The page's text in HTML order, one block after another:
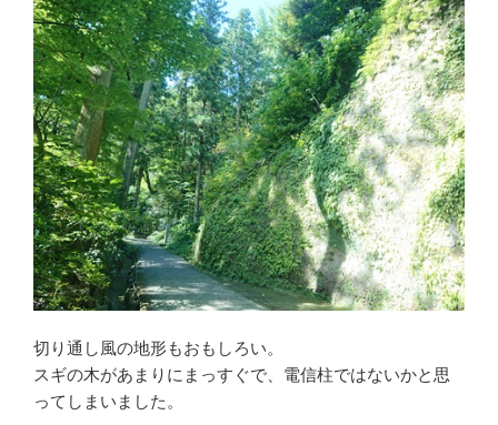
切り通し風の地形もおもしろい。
スギの木があまりにまっすぐで、電信柱ではないかと思
ってしまいました。